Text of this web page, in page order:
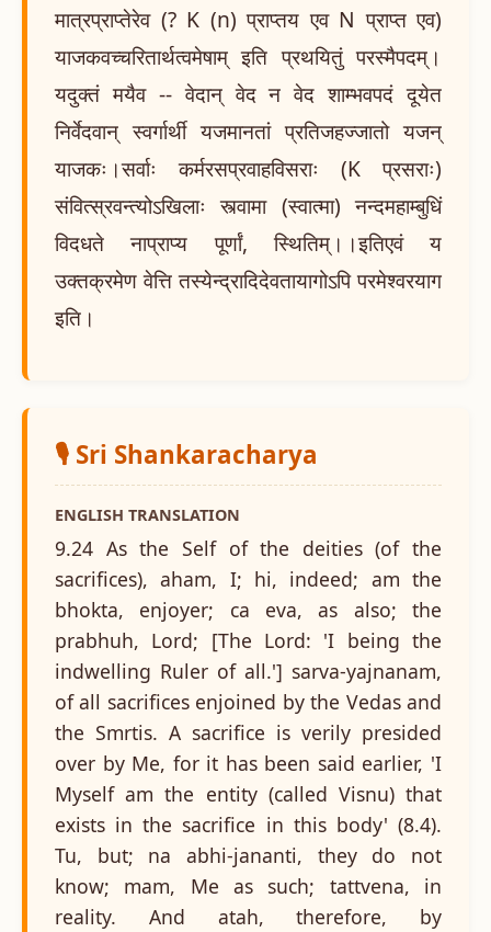
मात्रप्राप्तेरेव (? K (n) प्राप्तय एव N प्राप्त एव)
याजकवच्चरितार्थत्वमेषाम् इति प्रथयितुं परस्मैपदम्।
यदुक्तं मयैव -- वेदान् वेद न वेद शाम्भवपदं दूयेत
निर्वेदवान् स्वर्गार्थी यजमानतां प्रतिजहज्जातो यजन्
याजकः।सर्वाः कर्मरसप्रवाहविसराः (K प्रसराः)
संवित्स्रवन्त्योऽखिलाः स्त्वामा (स्वात्मा) नन्दमहाम्बुधिं
विदधते नाप्राप्य पूर्णां, स्थितिम्।।इतिएवं य
उक्तक्रमेण वेत्ति तस्येन्द्रादिदेवतायागोऽपि परमेश्वरयाग
इति।
🎙️ Sri Shankaracharya
ENGLISH TRANSLATION
9.24 As the Self of the deities (of the
sacrifices), aham, I; hi, indeed; am the
bhokta, enjoyer; ca eva, as also; the
prabhuh, Lord; [The Lord: 'I being the
indwelling Ruler of all.'] sarva-yajnanam,
of all sacrifices enjoined by the Vedas and
the Smrtis. A sacrifice is verily presided
over by Me, for it has been said earlier, 'I
Myself am the entity (called Visnu) that
exists in the sacrifice in this body' (8.4).
Tu, but; na abhi-jananti, they do not
know; mam, Me as such; tattvena, in
reality. And atah, therefore, by